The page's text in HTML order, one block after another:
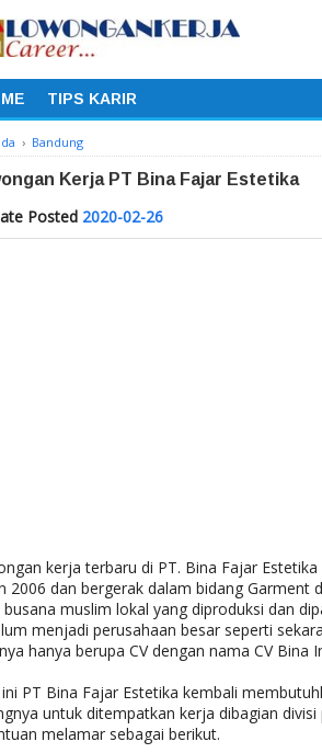
TIPS KARIR
› Bandung
Kerja PT Bina Fajar Estetika
Posted 2020-02-26
kerja terbaru di PT. Bina Fajar
2006 dan bergerak dalam bidang Garment
muslim lokal yang diproduksi dan
menjadi perusahaan besar seperti
hanya berupa CV dengan nama CV Bina
PT Bina Fajar Estetika kembali
untuk ditempatkan kerja dibagian
melamar sebagai berikut.